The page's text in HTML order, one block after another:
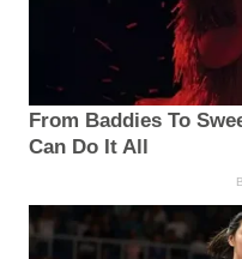
From Baddies To
Can Do It All